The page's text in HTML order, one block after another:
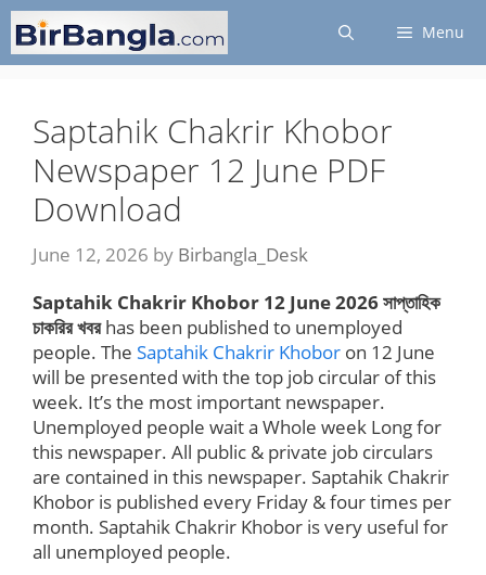
Skip
content
Menu
Saptahik Chakrir Khobor
Newspaper 12 June PDF
Download
June 12, 2026 by Birbangla_Desk
Saptahik Chakrir Khobor 12 June 2026 সাপ্তাহিক
চাকরির খবরhas been published to unemployed
people. The Saptahik Chakrir Khobor on 12 June
will be presented with the top job circular of this
week. It’s the most important newspaper.
Unemployed people wait a Whole week Long for
this newspaper. All public & private job circulars
are contained in this newspaper. Saptahik Chakrir
Khobor is published every Friday & four times per
month. Saptahik Chakrir Khobor is very useful for
all unemployed people.